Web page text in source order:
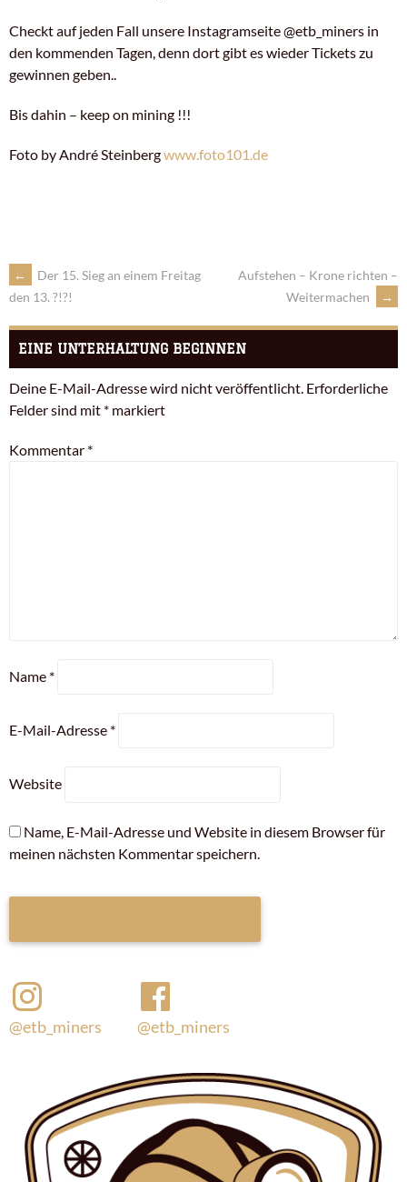
Checkt auf jeden Fall unsere Instagramseite @etb_miners in
den kommenden Tagen, denn dort gibt es wieder Tickets zu
gewinnen geben..
Bis dahin – keep on mining !!!
Foto by André Steinbergwww.foto101.de
←
Der 15. Sieg an einem Freitag
den 13. ?!?!
Aufstehen – Krone richten –
Weitermachen
→
EINE UNTERHALTUNG BEGINNEN
Deine E-Mail-Adresse wird nicht veröffentlicht. Erforderliche
Felder sind mit * markiert
Kommentar *
Name *
E-Mail-Adresse *
Website
Name, E-Mail-Adresse und Website in diesem Browser für
meinen nächsten Kommentar speichern.
@etb_miners @etb_miners